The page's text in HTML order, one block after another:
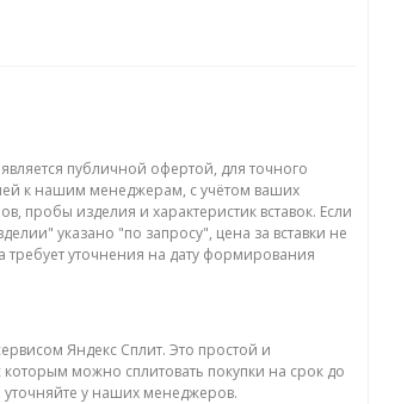
публичной офертой, для точного
к нашим менеджерам, с учётом ваших
пробы изделия и характеристик вставок. Если
указано "по запросу", цена за вставки не
требует уточнения на дату формирования
Яндекс Сплит. Это простой и
можно сплитовать покупки на срок до
у наших менеджеров.